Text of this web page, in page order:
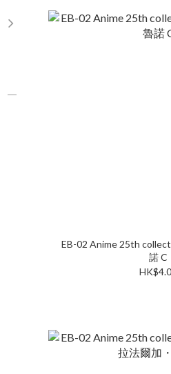
EB-02 Anime 25th
諾 C